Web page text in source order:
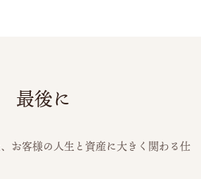
最後に
お客様の人生と資産に大きく関わる仕